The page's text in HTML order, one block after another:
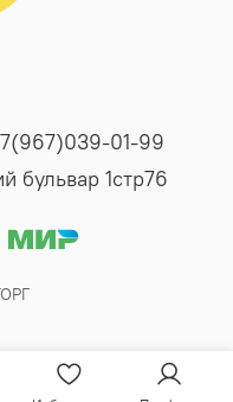
01-99
бульвар 1стр76